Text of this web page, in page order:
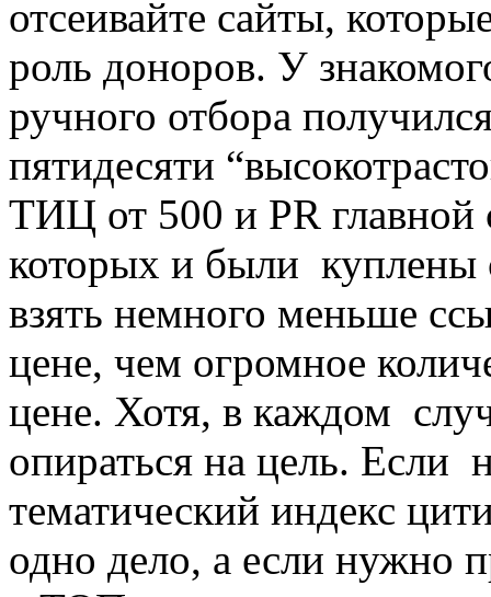
отсеивайте сайты,
роль доноров. У
ручного отбора
пятидесяти
ТИЦ от 500 и PR главной
которых и были
взять немного меньше
цене, чем огромное
цене. Хотя, в каждом
опираться на цель. Если
тематический индекс
одно дело, а если нужно